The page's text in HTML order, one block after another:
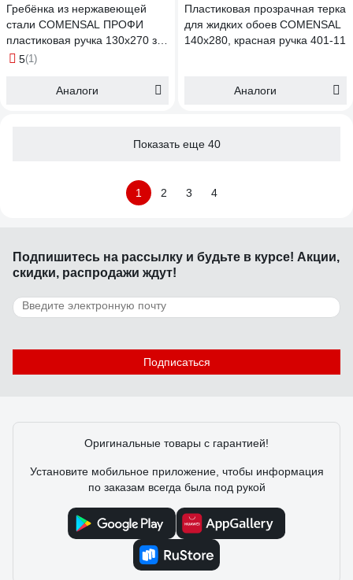
Гребёнка из нержавеющей
стали COMENSAL ПРОФИ
пластиковая ручка 130х270 зуб
12х12 346-00
5(1)
Аналоги
Пластиковая прозрачная терка
для жидких обоев COMENSAL
140x280, красная ручка 401-11
Аналоги
Показать еще 40
1 2 3 4
Подпишитесь на рассылку и будьте в курсе! Акции,
скидки, распродажи ждут!
Подписаться
Оригинальные товары с гарантией!
Установите мобильное приложение, чтобы информация
по заказам всегда была под рукой